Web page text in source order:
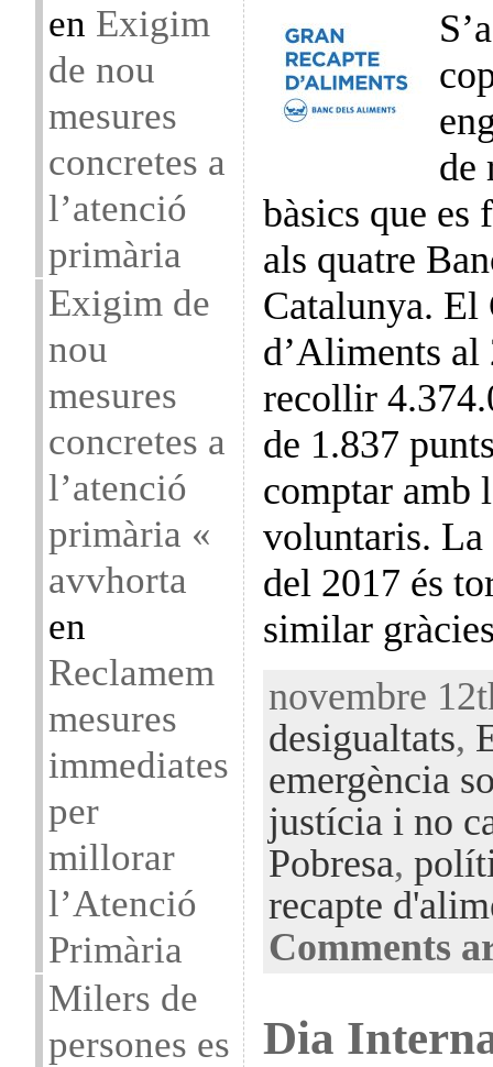
en Exigim
de nou
mesures
concretes a
l’atenció
primària
Exigim de
nou
mesures
concretes a
l’atenció
primària «
avvhorta
en
Reclamem
mesures
immediates
per
millorar
l’Atenció
Primària
Milers de
persones es
de
bàsics que es
als quatre
Catalunya. El
d’Aliments al
recollir
de 1.837
comptar amb
voluntaris. La
del 2017 és
similar
novembre
desigualtats,
emergència
justícia i no
Pobresa,
recapte
Comments
Dia